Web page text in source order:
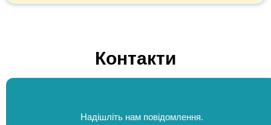
Контакти
Надішліть нам повідомлення.